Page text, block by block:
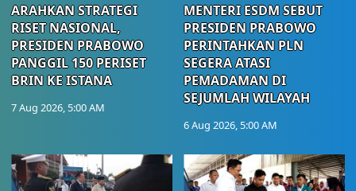
ARAHKAN STRATEGI
RISET NASIONAL,
PRESIDEN PRABOWO
PANGGIL 150 PERISET
BRIN KE ISTANA
7 Aug 2026, 5:00 AM
MENTERI ESDM SEBUT
PRESIDEN PRABOWO
PERINTAHKAN PLN
SEGERA ATASI
PEMADAMAN DI
SEJUMLAH WILAYAH
6 Aug 2026, 5:00 AM